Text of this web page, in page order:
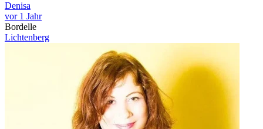
Denisa
vor 1 Jahr
Bordelle
Lichtenberg